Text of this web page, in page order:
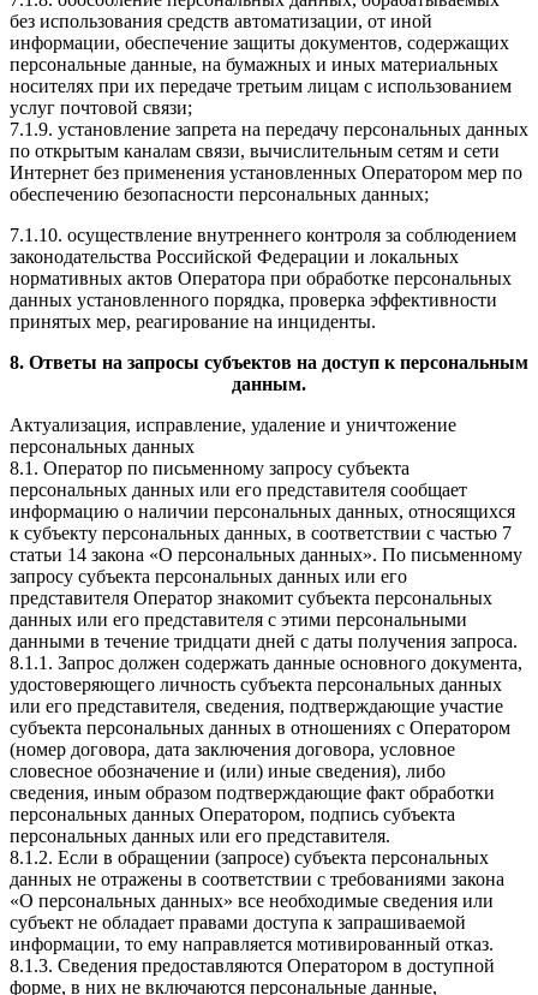
без использования средств автоматизации, от иной
информации, обеспечение защиты документов, содержащих
персональные данные, на бумажных и иных материальных
носителях при их передаче третьим лицам с использованием
услуг почтовой связи;
7.1.9. установление запрета на передачу персональных данных
по открытым каналам связи, вычислительным сетям и сети
Интернет без применения установленных Оператором мер по
обеспечению безопасности персональных данных;
7.1.10. осуществление внутреннего контроля за соблюдением
законодательства Российской Федерации и локальных
нормативных актов Оператора при обработке персональных
данных установленного порядка, проверка эффективности
принятых мер, реагирование на инциденты.
8. Ответы на запросы субъектов на доступ к персональным
данным.
Актуализация, исправление, удаление и уничтожение
персональных данных
8.1. Оператор по письменному запросу субъекта
персональных данных или его представителя сообщает
информацию о наличии персональных данных, относящихся
к субъекту персональных данных, в соответствии с частью 7
статьи 14 закона «О персональных данных». По письменному
запросу субъекта персональных данных или его
представителя Оператор знакомит субъекта персональных
данных или его представителя с этими персональными
данными в течение тридцати дней с даты получения запроса.
8.1.1. Запрос должен содержать данные основного документа,
удостоверяющего личность субъекта персональных данных
или его представителя, сведения, подтверждающие участие
субъекта персональных данных в отношениях с Оператором
(номер договора, дата заключения договора, условное
словесное обозначение и (или) иные сведения), либо
сведения, иным образом подтверждающие факт обработки
персональных данных Оператором, подпись субъекта
персональных данных или его представителя.
8.1.2. Если в обращении (запросе) субъекта персональных
данных не отражены в соответствии с требованиями закона
«О персональных данных» все необходимые сведения или
субъект не обладает правами доступа к запрашиваемой
информации, то ему направляется мотивированный отказ.
8.1.3. Сведения предоставляются Оператором в доступной
форме, в них не включаются персональные данные,